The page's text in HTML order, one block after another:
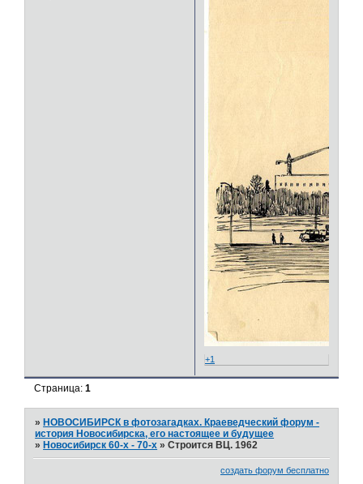
+1
Страница:1
»НОВОСИБИРСК в фотозагадках. Краеведческий форум -
история Новосибирска, его настоящее и будущее
»Новосибирск 60-х - 70-х »Строится ВЦ. 1962
создать форум бесплатно